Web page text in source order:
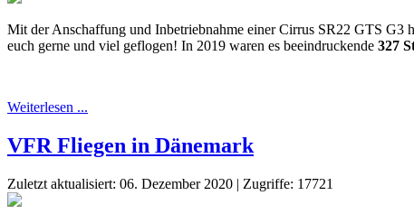
Mit der Anschaffung und Inbetriebnahme einer Cirrus SR22 GTS G3
euch gerne und viel geflogen! In 2019 waren es beeindruckende 327
Weiterlesen ...
VFR Fliegen in Dänemark
Zuletzt aktualisiert: 06. Dezember 2020 | Zugriffe: 17721